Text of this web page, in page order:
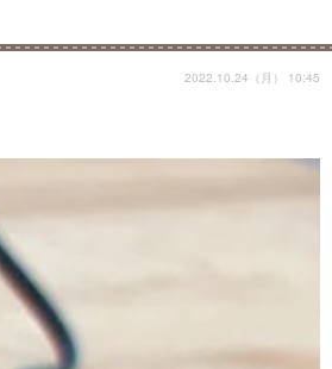
2022.10.24（月） 10:45